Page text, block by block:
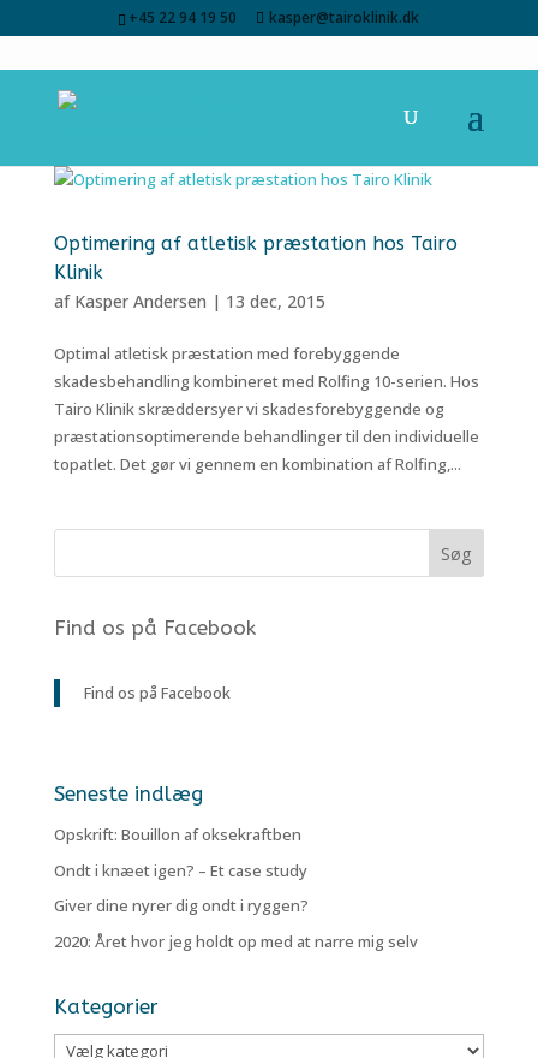
+45 22 94 19 50 kasper@tairoklinik.dk
Optimering af atletisk præstation hos Tairo
Klinik
af Kasper Andersen | 13 dec, 2015
Optimal atletisk præstation med forebyggende
skadesbehandling kombineret med Rolfing 10-serien. Hos
Tairo Klinik skræddersyer vi skadesforebyggende og
præstationsoptimerende behandlinger til den individuelle
topatlet. Det gør vi gennem en kombination af Rolfing,...
Find os på Facebook
Find os på Facebook
Seneste indlæg
Opskrift: Bouillon af oksekraftben
Ondt i knæet igen? – Et case study
Giver dine nyrer dig ondt i ryggen?
2020: Året hvor jeg holdt op med at narre mig selv
Kategorier
Kategorier